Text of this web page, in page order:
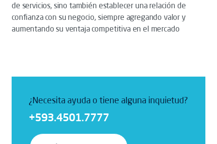
de servicios, sino también establecer una relación de
confianza con su negocio, siempre agregando valor y
aumentando su ventaja competitiva en el mercado
¿Necesita ayuda o tiene alguna inquietud?
+593.4501.7777